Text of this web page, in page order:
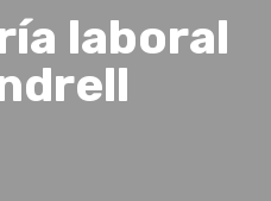
laboral